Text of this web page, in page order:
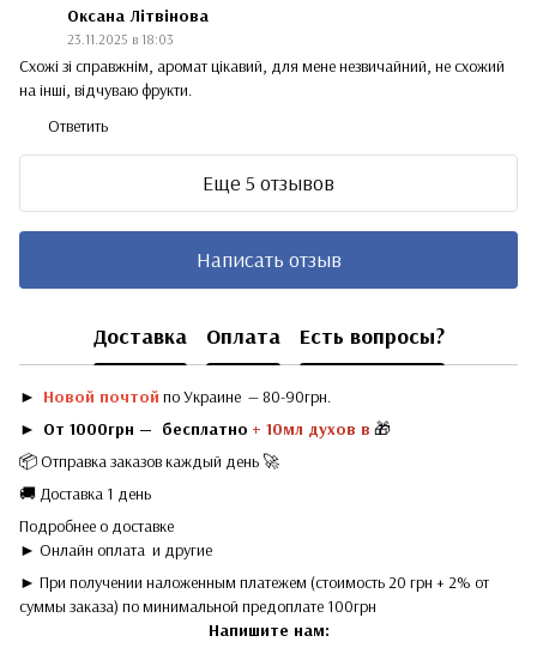
Оксана Літвінова
23.11.2025 в 18:03
Схожі зі справжнім, аромат цікавий, для мене незвичайний, не схожий
на інші, відчуваю фрукти.
Ответить
Еще 5 отзывов
Написать отзыв
Доставка Оплата Есть вопросы?
► Новой почтой по Украине — 80-90грн.
► От 1000грн — бесплатно + 10мл духов в 🎁
📦 Отправка заказов каждый день 🚀
🚚 Доставка 1 день
Подробнее о доставке
► Онлайн оплата и другие
► При получении наложенным платежем (стоимость 20 грн + 2% от
суммы заказа) по минимальной предоплате 100грн
Напишите нам: